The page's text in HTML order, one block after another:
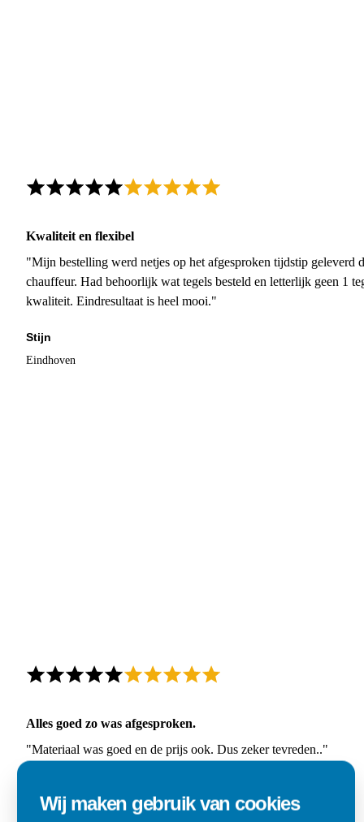
Kwaliteit en flexibel
"Mijn bestelling werd netjes op het afgesproken tijdstip geleverd
chauffeur. Had behoorlijk wat tegels besteld en letterlijk geen 1
kwaliteit. Eindresultaat is heel mooi."
Stijn
Eindhoven
Alles goed zo was afgesproken.
"Materiaal was goed en de prijs ook. Dus zeker tevreden.."
Den Dungen
Wij maken gebruik van cookies